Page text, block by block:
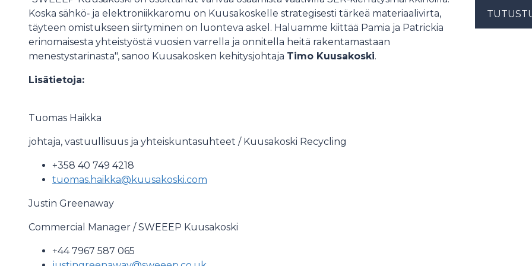
Koska sähkö‑ ja elektroniikkaromu on Kuusakoskelle strategisesti tärkeä materiaalivirta,
täyteen omistukseen siirtyminen on luonteva askel. Haluamme kiittää Pamia ja Patrickia
erinomaisesta yhteistyöstä vuosien varrella ja onnitella heitä rakentamastaan
menestystarinasta", sanoo Kuusakosken kehitysjohtaja Timo Kuusakoski.
Lisätietoja:
Tuomas Haikka
johtaja, vastuullisuus ja yhteiskuntasuhteet / Kuusakoski Recycling
+358 40 749 4218
tuomas.haikka@kuusakoski.com
Justin Greenaway
Commercial Manager / SWEEEP Kuusakoski
+44 7967 587 065